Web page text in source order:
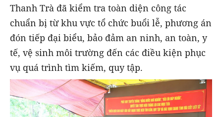
Thanh Trà đã kiểm tra toàn diện công tác
chuẩn bị từ khu vực tổ chức buổi lễ, phương án
đón tiếp đại biểu, bảo đảm an ninh, an toàn, y
tế, vệ sinh môi trường đến các điều kiện phục
vụ quá trình tìm kiếm, quy tập.